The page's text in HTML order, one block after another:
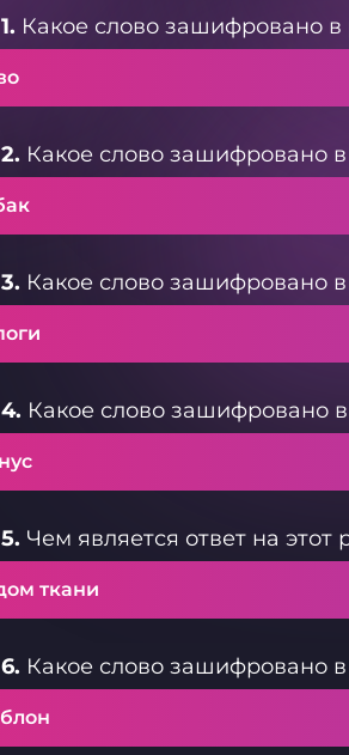
Какое слово зашифровано в
Какое слово зашифровано в
Какое слово зашифровано в
Какое слово зашифровано
Чем является ответ на этот
ткани
Какое слово зашифровано в